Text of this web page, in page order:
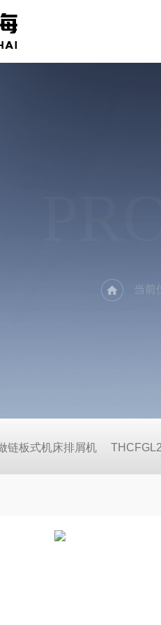
当前
链板式机床排屑机